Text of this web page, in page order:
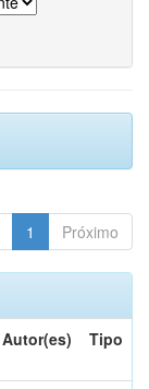
1 Próximo
Autor(es) Tipo